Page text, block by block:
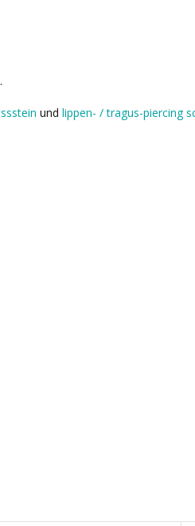
und lippen- / tragus-piercing